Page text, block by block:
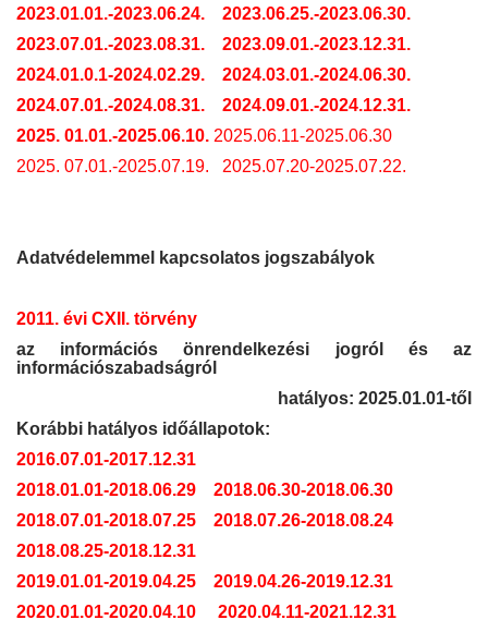
2023.01.01.-2023.06.24.
2023.06.25.-2023.06.30.
2023.07.01.-2023.08.31.
2023.09.01.-2023.12.31.
2024.01.0.1-2024.02.29.
2024.03.01.-2024.06.30.
2024.07.01.-2024.08.31.
2024.09.01.-2024.12.31.
2025. 01.01.-2025.06.10. 2025.06.11-2025.06.30
2025. 07.01.-2025.07.19.
2025.07.20-2025.07.22.
Adatvédelemmel kapcsolatos jogszabályok
2011. évi CXII. törvény
az információs önrendelkezési jogról és az
információszabadságról
hatályos: 2025.01.01-től
Korábbi hatályos időállapotok:
2016.07.01-2017.12.31
2018.01.01-2018.06.29
2018.06.30-2018.06.30
2018.07.01-2018.07.25
2018.07.26-2018.08.24
2018.08.25-2018.12.31
2019.01.01-2019.04.25
2019.04.26-2019.12.31
2020.01.01-2020.04.10
2020.04.11-2021.12.31